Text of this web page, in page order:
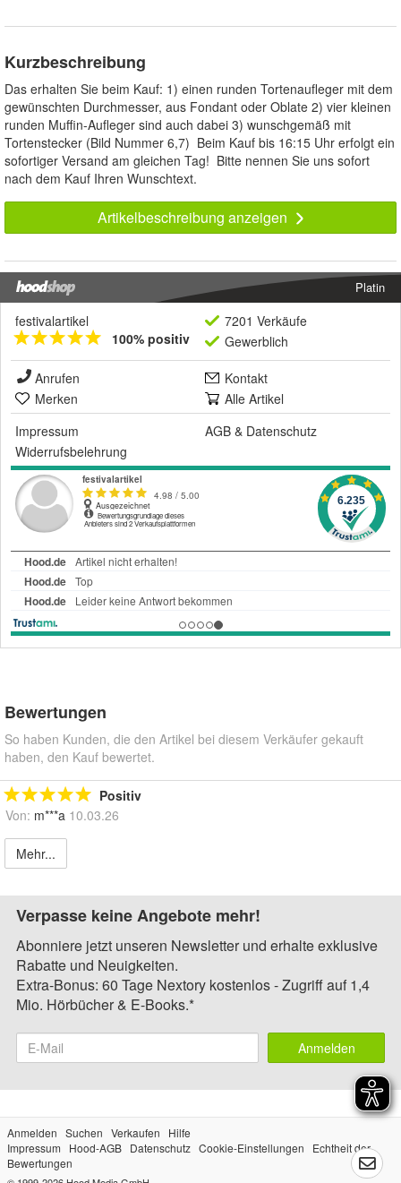
Kurzbeschreibung
Das erhalten Sie beim Kauf: 1) einen runden Tortenaufleger mit dem
gewünschten Durchmesser, aus Fondant oder Oblate 2) vier kleinen
runden Muffin-Aufleger sind auch dabei 3) wunschgemäß mit
Tortenstecker (Bild Nummer 6,7) Beim Kauf bis 16:15 Uhr erfolgt ein
sofortiger Versand am gleichen Tag! Bitte nennen Sie uns sofort
nach dem Kauf Ihren Wunschtext.
Artikelbeschreibung anzeigen
Platin
festivalartikel
100% positiv
7201 Verkäufe
Gewerblich
Anrufen
Kontakt
Merken
Alle Artikel
Impressum
AGB & Datenschutz
Widerrufsbelehrung
Bewertungen
So haben Kunden, die den Artikel bei diesem Verkäufer gekauft
haben, den Kauf bewertet.
Positiv
Von: m***a 10.03.26
Mehr...
Verpasse keine Angebote mehr!
Abonniere jetzt unseren Newsletter und erhalte exklusive
Rabatte und Neuigkeiten.
Extra-Bonus: 60 Tage Nextory kostenlos - Zugriff auf 1,4
Mio. Hörbücher & E-Books.*
Anmelden
Anmelden Suchen Verkaufen
Hilfe
Impressum
Hood-AGB Datenschutz Cookie-Einstellungen
Echtheit der
Bewertungen